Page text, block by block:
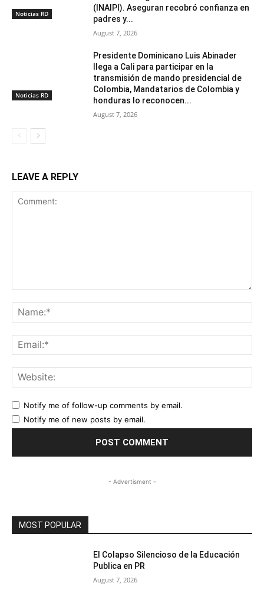
Noticias RD
(INAIPI). Aseguran recobró confianza en
padres y...
August 7, 2026
Noticias RD
Presidente Dominicano Luis Abinader
llega a Cali para participar en la
transmisión de mando presidencial de
Colombia, Mandatarios de Colombia y
honduras lo reconocen...
August 7, 2026
LEAVE A REPLY
Notify me of follow-up comments by email.
Notify me of new posts by email.
- Advertisment -
MOST POPULAR
El Colapso Silencioso de la Educación
Publica en PR
August 7, 2026